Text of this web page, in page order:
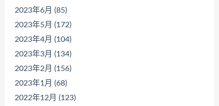
2023年6月 (85)
2023年5月 (172)
2023年4月 (104)
2023年3月 (134)
2023年2月 (156)
2023年1月 (68)
2022年12月 (123)